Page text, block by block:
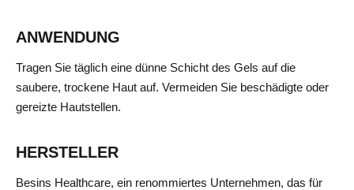
ANWENDUNG
Tragen Sie täglich eine dünne Schicht des Gels auf die
saubere, trockene Haut auf. Vermeiden Sie beschädigte oder
gereizte Hautstellen.
HERSTELLER
Besins Healthcare, ein renommiertes Unternehmen, das für